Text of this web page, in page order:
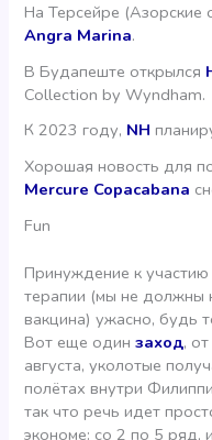
На Терсейре (Азорские
Angra Marina.
В Будапеште открылся
Collection by Wyndham.
К 2023 году, NH
Хорошая новость для
Mercure Copacabana
Fun
Принуждение к участию
терапии (мы не должны
вакцина) ужасно, будь
Вот еще одинзаход,
августа, уколотые
полётах внутри
так что речь идет
экономе: со 2 по 5